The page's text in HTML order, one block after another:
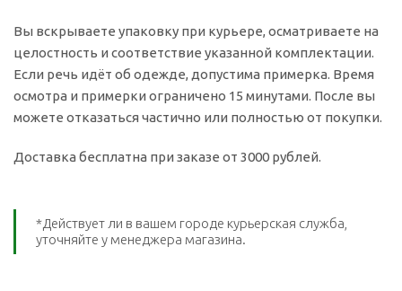
Вы вскрываете упаковку при курьере, осматриваете на
целостность и соответствие указанной комплектации.
Если речь идёт об одежде, допустима примерка. Время
осмотра и примерки ограничено 15 минутами. После вы
можете отказаться частично или полностью от покупки.
Доставка бесплатна при заказе от 3000 рублей.
*Действует ли в вашем городе курьерская служба,
уточняйте у менеджера магазина.